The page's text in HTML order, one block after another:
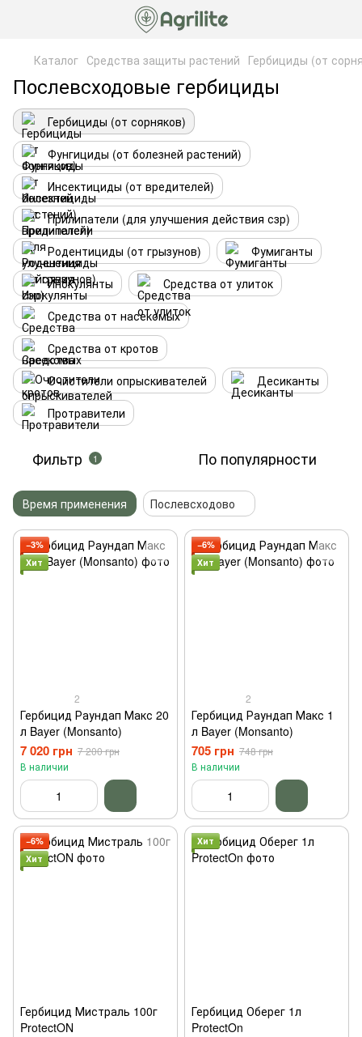
Каталог Средства защиты растений Гербициды (от
Послевсходовые гербициды
Гербициды (от сорняков)
Фунгициды (от болезней растений)
Инсектициды (от вредителей)
Прилипатели (для улучшения действия сзр)
Родентициды (от грызунов)
Фумиганты
Инокулянты
Средства от улиток
Средства от насекомых
Средства от кротов
Очистители опрыскивателей
Десиканты
Протравители
Фильтр 1 По популярности
Время применения Послевсходово
−3%
Хит
2
Гербицид Раундап Макс 20
л Bayer (Monsanto)
7 020 грн 7 200 грн
В наличии
−6%
Хит
2
Гербицид Раундап Макс 1
л Bayer (Monsanto)
705 грн 748 грн
В наличии
−6%
Хит
Гербицид Мистраль 100г
ProtectON
Хит
Гербицид Оберег 1л
ProtectOn